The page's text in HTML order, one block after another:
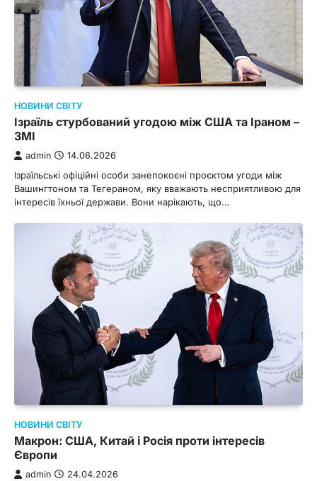
НОВИНИ СВІТУ
Ізраїль стурбований угодою між США та Іраном –
ЗМІ
admin 14.06.2026
Ізраїльські офіційні особи занепокоєні проєктом угоди між
Вашингтоном та Тегераном, яку вважають несприятливою для
інтересів їхньої держави. Вони нарікають, що…
НОВИНИ СВІТУ
Макрон: США, Китай і Росія проти інтересів
Європи
admin 24.04.2026